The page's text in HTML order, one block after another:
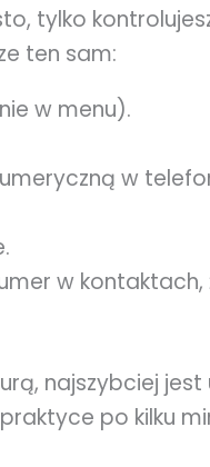
tylko
ten sam:
w menu).
w
w
najszybciej
po kilku